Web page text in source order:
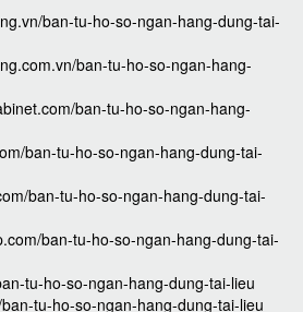
ban-tu-ho-so-ngan-hang-dung-tai-
ban-tu-ho-so-ngan-hang-
ban-tu-ho-so-ngan-hang-
ban-tu-ho-so-ngan-hang-dung-tai-
ban-tu-ho-so-ngan-hang-dung-tai-
ban-tu-ho-so-ngan-hang-dung-tai-
tu-ho-so-ngan-hang-dung-tai-lieu
tu-ho-so-ngan-hang-dung-tai-lieu